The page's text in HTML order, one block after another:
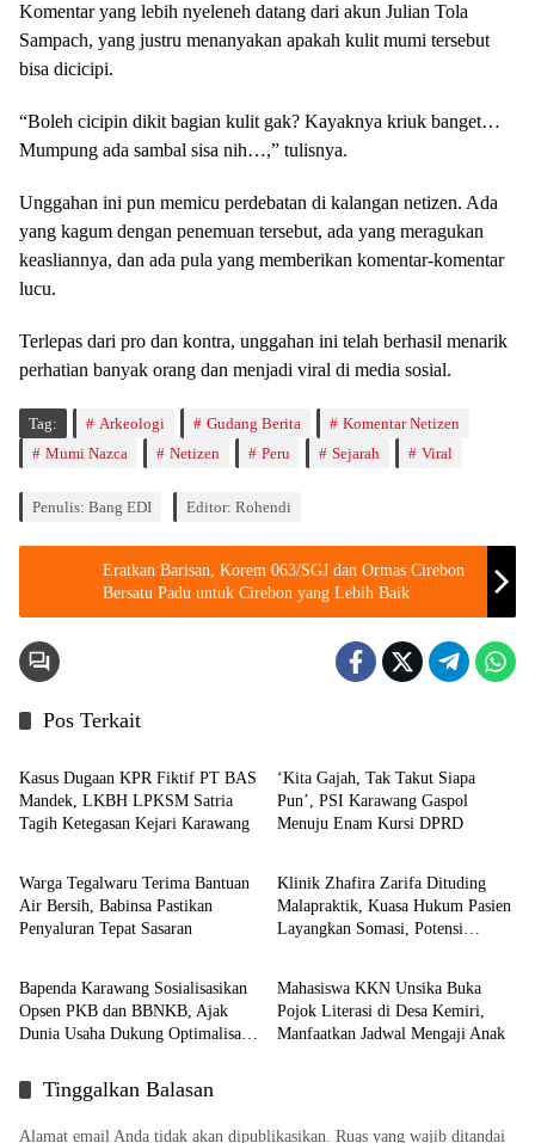
Komentar yang lebih nyeleneh datang dari akun Julian Tola
Sampach, yang justru menanyakan apakah kulit mumi tersebut
bisa dicicipi.
“Boleh cicipin dikit bagian kulit gak? Kayaknya kriuk banget…
Mumpung ada sambal sisa nih…,” tulisnya.
Unggahan ini pun memicu perdebatan di kalangan netizen. Ada
yang kagum dengan penemuan tersebut, ada yang meragukan
keasliannya, dan ada pula yang memberikan komentar-komentar
lucu.
Terlepas dari pro dan kontra, unggahan ini telah berhasil menarik
perhatian banyak orang dan menjadi viral di media sosial.
Tag: Arkeologi Gudang Berita
Komentar Netizen
Mumi Nazca
Netizen Peru Sejarah Viral
Penulis: Bang EDI Editor: Rohendi
Eratkan Barisan, Korem 063/SGJ dan Ormas Cirebon
Bersatu Padu untuk Cirebon yang Lebih Baik
Pos Terkait
Berita
Kasus Dugaan KPR Fiktif PT BAS
Mandek, LKBH LPKSM Satria
Tagih Ketegasan Kejari Karawang
‘Kita Gajah, Tak Takut Siapa
Pun’, PSI Karawang Gaspol
Menuju Enam Kursi DPRD
News
Warga Tegalwaru Terima Bantuan
Air Bersih, Babinsa Pastikan
Penyaluran Tepat Sasaran
Berita
Klinik Zhafira Zarifa Dituding
Malapraktik, Kuasa Hukum Pasien
Layangkan Somasi, Potensi
Berita
Bapenda Karawang Sosialisasikan
Opsen PKB dan BBNKB, Ajak
Dunia Usaha Dukung Optimalisasi
Berita
Mahasiswa KKN Unsika Buka
Pojok Literasi di Desa Kemiri,
Manfaatkan Jadwal Mengaji Anak
Tinggalkan Balasan
Alamat email Anda tidak akan dipublikasikan. Ruas yang wajib ditandai